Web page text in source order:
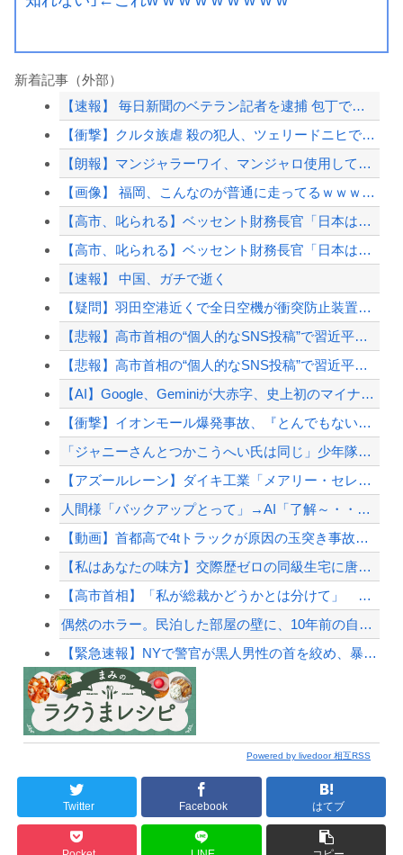
新着記事（外部）
【速報】 毎日新聞のベテラン記者を逮捕 包丁で夫を脅した容疑
【衝撃】クルタ族虐 殺の犯人、ツェリードニヒで確定！クロロの演劇のせいで2人も無駄死...
【朗報】マンジャラーワイ、マンジャロ使用して8週間たった結果
【画像】 福岡、こんなのが普通に走ってるｗｗｗｗｗｗｗｗｗｗｗｗｗｗｗｗ
【高市、叱られる】ベッセント財務長官「日本は利上げして政権は金融・財政政策をとっとと...
【高市、叱られる】ベッセント財務長官「日本は利上げして政権は金融・財政政策をとっとと...
【速報】 中国、ガチで逝く
【疑問】羽田空港近くで全日空機が衝突防止装置で作動回避。これで「ニアミスではない」っ...
【悲報】高市首相の“個人的なSNS投稿”で習近平ブチギレ説ｗｗｗｗｗ
【悲報】高市首相の“個人的なSNS投稿”で習近平ブチギレ説ｗｗｗｗｗ
【AI】Google、Geminiが大赤字、史上初のマイナスキャッシュフローに陥る
【衝撃】イオンモール爆発事故、『とんでもない事実』が判明してしまう・・・・・・
「ジャニーさんとつかこうへい氏は同じ」少年隊・錦織一清が明かすレジェンドの共通点と我...
【アズールレーン】ダイキ工業「メアリー・セレスト グリムナイト・リーパー」フィギュア...
人間様「バックアップとって」→AI「了解～・・・あ、間違えた」→ガチで洒落にならない...
【動画】首都高で4tトラックが原因の玉突き事故に巻き込まれた軽バンの車載。
【私はあなたの味方】交際歴ゼロの同級生宅に唐揚げや文庫本を20回以上届けた24歳女を...
【高市首相】「私が総裁かどうかとは分けて」 消費減税「2年後に私の責任で戻す」発言を...
偶然のホラー。民泊した部屋の壁に、10年前の自分が写った写真が飾られていた
【緊急速報】NYで警官が黒人男性の首を絞め、暴動第二波不可避へ
Powered by livedoor 相互RSS
Twitter Facebook はてブ